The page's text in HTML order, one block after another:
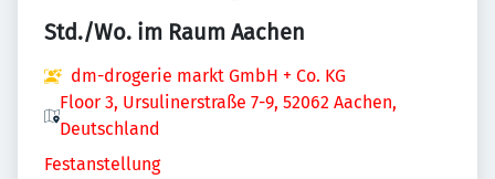
Std./Wo. im Raum Aachen
dm-drogerie markt GmbH + Co. KG
Floor 3, Ursulinerstraße 7-9, 52062 Aachen,
Deutschland
Festanstellung